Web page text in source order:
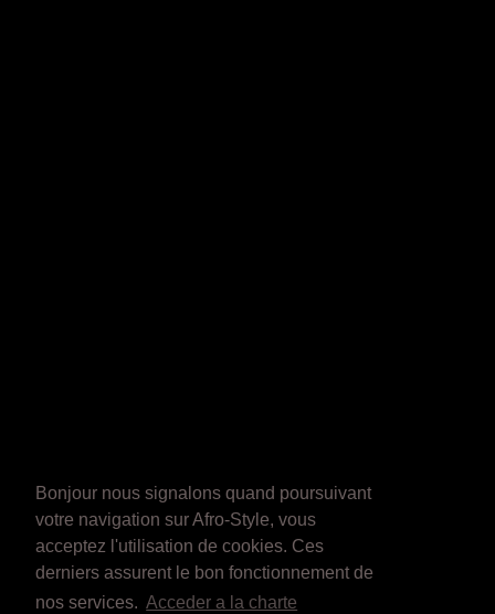
Bonjour nous signalons quand poursuivant
votre navigation sur Afro-Style, vous
acceptez l'utilisation de cookies. Ces
derniers assurent le bon fonctionnement de
nos services. Acceder a la charte